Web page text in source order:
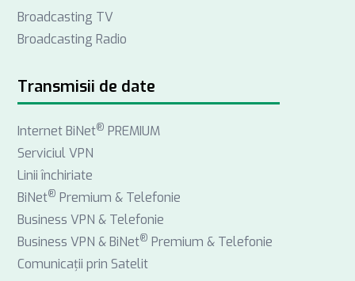
b
o
k
e
d
n
a
g
a
m
Broadcasting TV
Broadcasting Radio
Transmisii de date
Internet BiNet® PREMIUM
Serviciul VPN
Linii închiriate
BiNet® Premium & Telefonie
Business VPN & Telefonie
Business VPN & BiNet® Premium & Telefonie
Comunicații prin Satelit